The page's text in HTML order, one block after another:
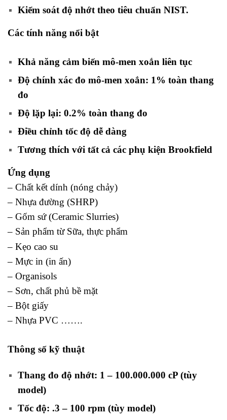
Kiểm soát độ nhớt theo tiêu chuẩn NIST.
Các tính năng nổi bật
Khả năng cảm biến mô-men xoắn liên tục
Độ chính xác đo mô-men xoắn: 1% toàn thang
đo
Độ lặp lại: 0.2% toàn thang đo
Điều chỉnh tốc độ dễ dàng
Tương thích với tất cả các phụ kiện Brookfield
Ứng dụng
– Chất kết dính (nóng chảy)
– Nhựa đường (SHRP)
– Gốm sứ (Ceramic Slurries)
– Sản phẩm từ Sữa, thực phẩm
– Kẹo cao su
– Mực in (in ấn)
– Organisols
– Sơn, chất phủ bề mặt
– Bột giấy
– Nhựa PVC …….
Thông số kỹ thuật
Thang đo độ nhớt: 1 – 100.000.000 cP (tùy
model)
Tốc độ: .3 – 100 rpm (tùy model)